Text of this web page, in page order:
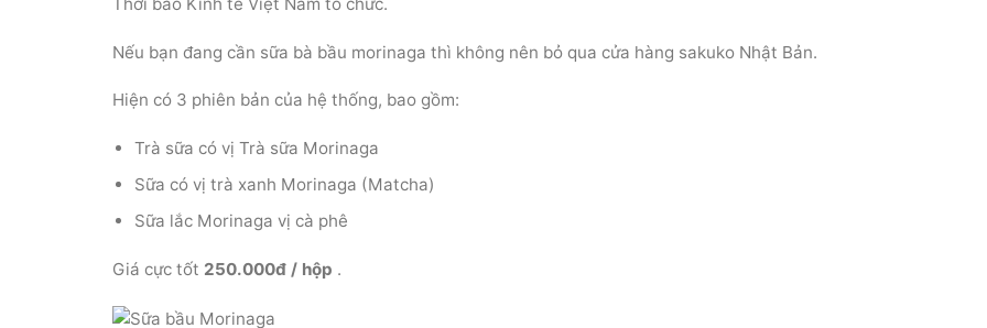
Nếu bạn đang cần sữa bà bầu morinaga thì không nên bỏ qua cửa hàng sakuko Nhật Bản.
Hiện có 3 phiên bản của hệ thống, bao gồm:
Trà sữa có vị Trà sữa Morinaga
Sữa có vị trà xanh Morinaga (Matcha)
Sữa lắc Morinaga vị cà phê
Giá cực tốt 250.000đ / hộp .